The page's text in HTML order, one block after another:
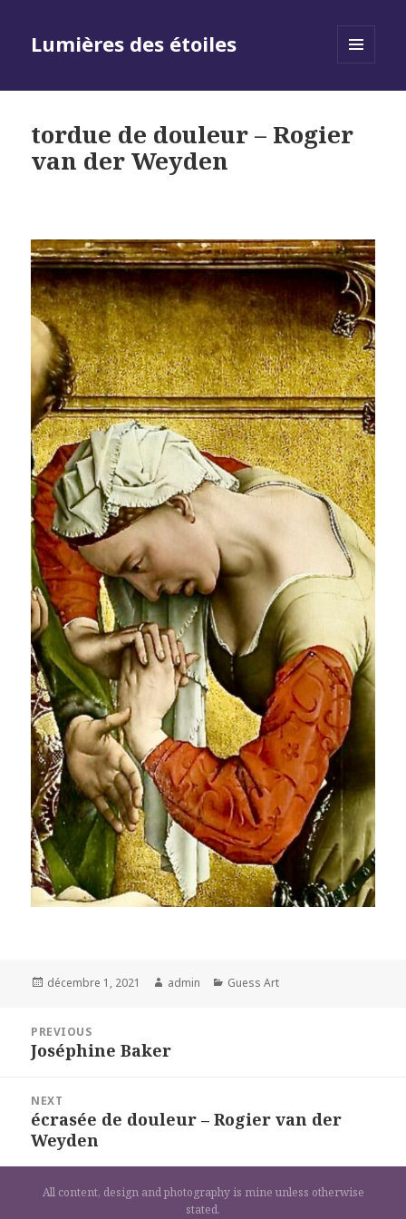
Lumières des étoiles
tordue de douleur – Rogier
van der Weyden
Posted
décembre 1, 2021 Author
admin Categories
Guess Art
l’article
PREVIOUS
Previous
Joséphine Baker
NEXT
Next
post:
écrasée de douleur – Rogier van der
Weyden
All content, design and photography is mine unless otherwise
stated.